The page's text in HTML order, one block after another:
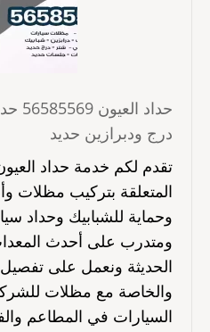
درج ودبرازين حديد
تقدم لكم خدمة حداد
المتعلقة بتركيب مظلات
وحماية للشبابيك وحداد
ومتدرب على أحدث
الحديثة ونعمل على تفصيل
والخاصة مع مظلات
السيارات في المطاعم